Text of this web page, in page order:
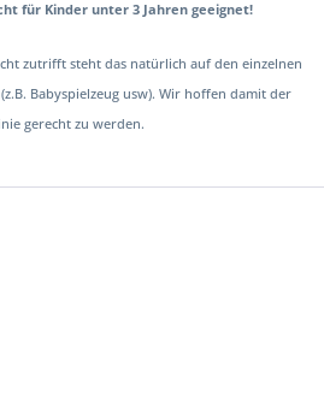
für Kinder unter 3 Jahren geeignet!
zutrifft steht das natürlich auf den einzelnen
Babyspielzeug usw). Wir hoffen damit der
gerecht zu werden.